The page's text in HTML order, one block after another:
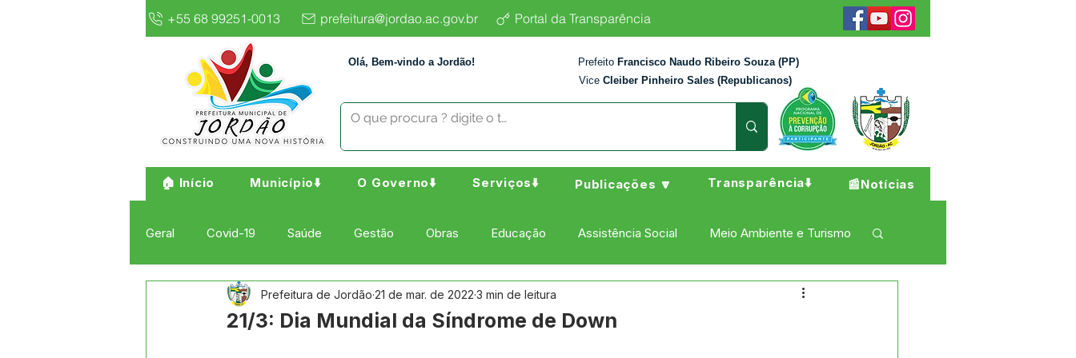
+55 68 99251-0013 prefeitura@jordao.ac.gov.br Portal da Transparência
Olá, Bem-vindo a Jordão! Prefeito Francisco Naudo Ribeiro Souza (PP)
Vice Cleiber Pinheiro Sales (Republicanos)
🏠 Início Município⬇️ O Governo⬇️ Serviços⬇️ Publicações 🔽 Transparência⬇️ 📰Notícias
Geral Covid-19 Saúde Gestão Obras Educação Assistência Social Meio Ambiente e Turismo
Institucional e Governo Cultura Esporte e Lazer Administração e Finanças Campanhas
21/3: Dia Mundial da Síndrome de Down
Prefeitura de Jordão 21 de mar. de 2022 3 min de leitura